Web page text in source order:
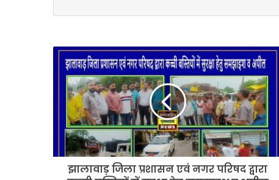
झालावाड़
जिला
प्रशासन
परिषद
बस्तियों
झालावाड़ जिला प्रशासन एवं नगर परिषद द्वारा